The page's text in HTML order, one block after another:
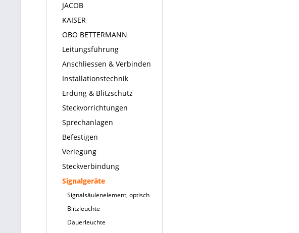
JACOB
KAISER
OBO BETTERMANN
Leitungsführung
Anschliessen & Verbinden
Installationstechnik
Erdung & Blitzschutz
Steckvorrichtungen
Sprechanlagen
Befestigen
Verlegung
Steckverbindung
Signalgeräte
Signalsäulenelement, optisch
Blitzleuchte
Dauerleuchte